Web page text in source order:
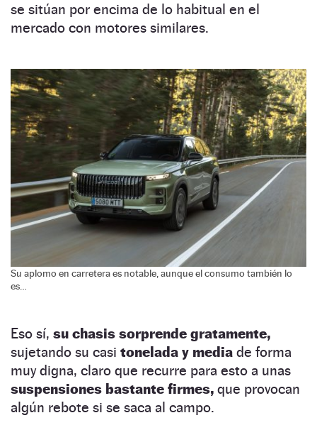
se sitúan por encima de lo habitual en el
mercado con motores similares.
Su aplomo en carretera es notable, aunque el consumo también lo
es…
Eso sí, su chasis sorprende gratamente,
sujetando su casi tonelada y media de forma
muy digna, claro que recurre para esto a unas
suspensiones bastante firmes, que provocan
algún rebote si se saca al campo.